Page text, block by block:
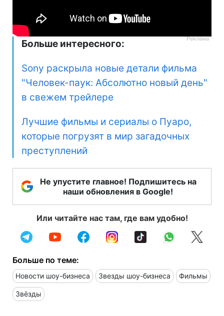
Больше интересного:
Sony раскрыла новые детали фильма
"Человек-паук: Абсолютно новый день"
в свежем трейлере
Лучшие фильмы и сериалы о Пуаро,
которые погрузят в мир загадочных
преступлений
Не упустите главное! Подпишитесь на
наши обновления в Google!
Или читайте нас там, где вам удобно!
Больше по теме:
Новости шоу-бизнеса Звезды шоу-бизнеса Фильмы
Звёзды